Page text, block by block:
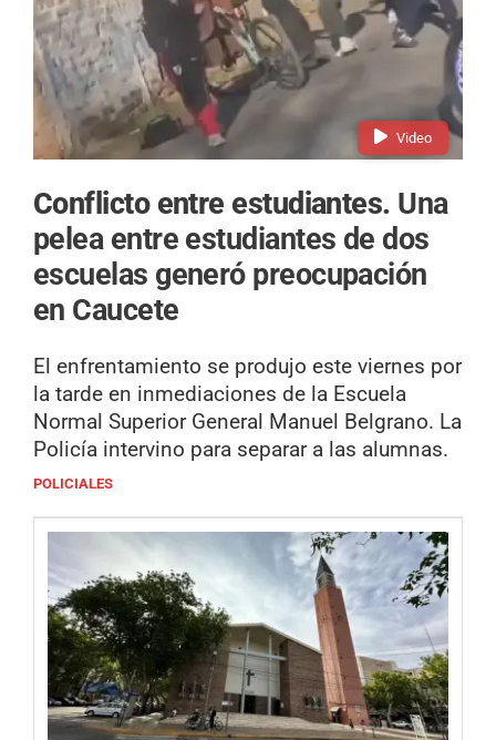
Video
Conflicto entre estudiantes. Una
pelea entre estudiantes de dos
escuelas generó preocupación
en Caucete
El enfrentamiento se produjo este viernes por
la tarde en inmediaciones de la Escuela
Normal Superior General Manuel Belgrano. La
Policía intervino para separar a las alumnas.
POLICIALES